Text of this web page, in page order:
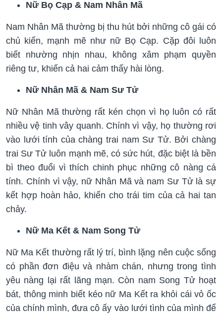
Nữ Bọ Cạp & Nam Nhân Mã
Nam Nhân Mã thường bị thu hút bởi những cô gái có
chủ kiến, mạnh mẽ như nữ Bọ Cạp. Cặp đôi luôn
biết nhường nhịn nhau, không xâm phạm quyền
riêng tư, khiến cả hai cảm thấy hài lòng.
Nữ Nhân Mã & Nam Sư Tử
Nữ Nhân Mã thường rất kén chọn vì họ luôn có rất
nhiều vệ tinh vây quanh. Chính vì vậy, họ thường rơi
vào lưới tính của chàng trai nam Sư Tử. Bởi chàng
trai Sư Tử luôn mạnh mẽ, có sức hút, đặc biệt là bền
bì theo đuổi vì thích chinh phục những cô nàng cá
tính. Chính vì vậy, nữ Nhân Mã và nam Sư Tử là sự
kết hợp hoàn hảo, khiến cho trái tim của cả hai tan
chảy.
Nữ Ma Kết & Nam Song Tử
Nữ Ma Kết thường rất lý trí, bình lặng nên cuộc sống
có phần đơn điệu và nhàm chán, nhưng trong tình
yêu nàng lại rất lãng mạn. Còn nam Song Tử hoạt
bát, thông minh biết kéo nữ Ma Kết ra khỏi cái vỏ ốc
của chính mình, đưa cô ấy vào lưới tình của mình để